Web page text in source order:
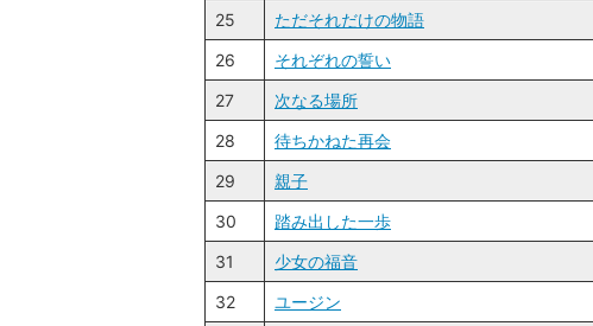
25
ただそれだけの物語
26
それぞれの誓い
27
次なる場所
28
待ちかねた再会
29
親子
30
踏み出した一歩
31
少女の福音
32
ユージン